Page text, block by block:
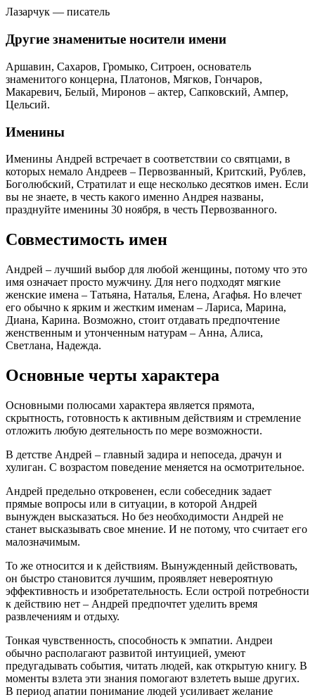
Лазарчук — писатель
Другие знаменитые носители имени
Аршавин, Сахаров, Громыко, Ситроен, основатель
знаменитого концерна, Платонов, Мягков, Гончаров,
Макаревич, Белый, Миронов – актер, Сапковский, Ампер,
Цельсий.
Именины
Именины Андрей встречает в соответствии со святцами, в
которых немало Андреев – Первозванный, Критский, Рублев,
Боголюбский, Стратилат и еще несколько десятков имен. Если
вы не знаете, в честь какого именно Андрея названы,
празднуйте именины 30 ноября, в честь Первозванного.
Совместимость имен
Андрей – лучший выбор для любой женщины, потому что это
имя означает просто мужчину. Для него подходят мягкие
женские имена – Татьяна, Наталья, Елена, Агафья. Но влечет
его обычно к ярким и жестким именам – Лариса, Марина,
Диана, Карина. Возможно, стоит отдавать предпочтение
женственным и утонченным натурам – Анна, Алиса,
Светлана, Надежда.
Основные черты характера
Основными полюсами характера является прямота,
скрытность, готовность к активным действиям и стремление
отложить любую деятельность по мере возможности.
В детстве Андрей – главный задира и непоседа, драчун и
хулиган. С возрастом поведение меняется на осмотрительное.
Андрей предельно откровенен, если собеседник задает
прямые вопросы или в ситуации, в которой Андрей
вынужден высказаться. Но без необходимости Андрей не
станет высказывать свое мнение. И не потому, что считает его
малозначимым.
То же относится и к действиям. Вынужденный действовать,
он быстро становится лучшим, проявляет невероятную
эффективность и изобретательность. Если острой потребности
к действию нет – Андрей предпочтет уделить время
развлечениям и отдыху.
Тонкая чувственность, способность к эмпатии. Андреи
обычно располагают развитой интуицией, умеют
предугадывать события, читать людей, как открытую книгу. В
моменты взлета эти знания помогают взлететь выше других.
В период апатии понимание людей усиливает желание